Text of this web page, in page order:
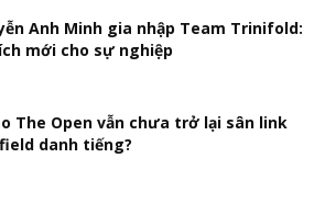
Anh Minh gia nhập Team Trinifold:
mới cho sự nghiệp
The Open vẫn chưa trở lại sân link
danh tiếng?